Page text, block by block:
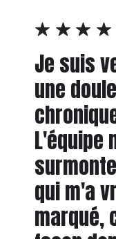
Je suis
une
L'équipe
qui m'a
marqué,
Après
du
pensais
activité.
cabinet
Workout
Santé
qu’être
veut pas
Ici, on
contrôle,
plus fort